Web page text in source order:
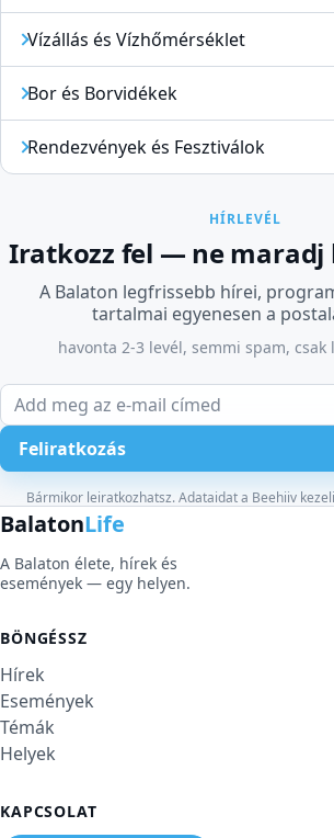
Vízállás és Vízhőmérséklet
Bor és Borvidékek
Rendezvények és Fesztiválok
HÍRLEVÉL
Iratkozz fel — ne maradj
A Balaton legfrissebb hírei,
tartalmai egyenesen a
havonta 2-3 levél, semmi spam, csak
Weboldal
E-mail cím
Feliratkozás
Bármikor leiratkozhatsz. Adataidat a Beehiiv
BalatonLife
A Balaton élete, hírek és
események — egy helyen.
BÖNGÉSSZ
Hírek
Események
Témák
Helyek
KAPCSOLAT